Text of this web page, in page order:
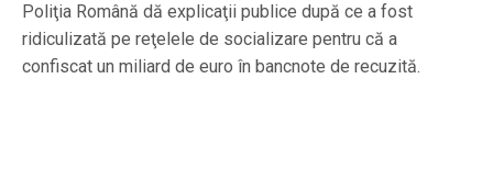
Poliţia Română dă explicaţii publice după ce a fost
ridiculizată pe reţelele de socializare pentru că a
confiscat un miliard de euro în bancnote de recuzită.